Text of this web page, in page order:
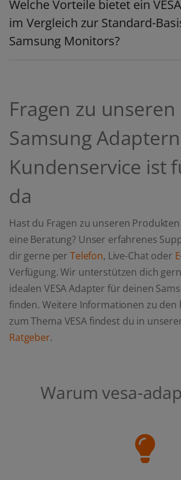
Welche Vorteile bietet ein
im Vergleich zur Standard-
Samsung Monitors?
Fragen zu unseren
Samsung
Kundenservice ist
da
Hast du Fragen zu unseren
eine Beratung? Unser erfahrenes
dir gerne per Telefon, Live-Chat oder
Verfügung. Wir unterstützen dich
idealen VESA Adapter für deinen
finden. Weitere Informationen zu den
zum Thema VESA findest du in
Ratgeber.
Warum vesa-